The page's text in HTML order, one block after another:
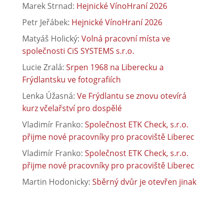
Marek Strnad: Hejnické VínoHraní 2026
Petr Jeřábek: Hejnické VínoHraní 2026
Matyáš Holický: Volná pracovní místa ve
společnosti CiS SYSTEMS s.r.o.
Lucie Zralá: Srpen 1968 na Liberecku a
Frýdlantsku ve fotografiích
Lenka Úžasná: Ve Frýdlantu se znovu otevírá
kurz včelařství pro dospělé
Vladimír Franko: Společnost ETK Check, s.r.o.
přijme nové pracovníky pro pracoviště Liberec
Vladimír Franko: Společnost ETK Check, s.r.o.
přijme nové pracovníky pro pracoviště Liberec
Martin Hodonicky: Sběrný dvůr je otevřen jinak